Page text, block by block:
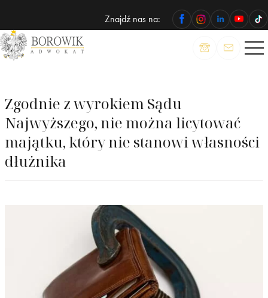
Znajdź nas na:
ADWOKAT
Wojciech
Zgodnie z wyrokiem Sądu
Najwyższego, nie można licytować
majątku, który nie stanowi własności
dłużnika